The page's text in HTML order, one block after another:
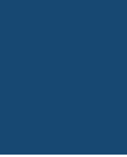
in a new window)